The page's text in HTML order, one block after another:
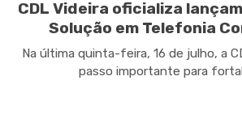
CDL Videira oficializa
Solução em Telefonia
Na última quinta-feira, 16 de julho, a
passo importante para